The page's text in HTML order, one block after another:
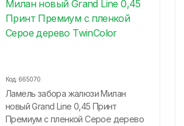
Код: 665070
Ламель забора жалюзи Милан
новый Grand Line 0,45 Принт
Премиум с пленкой Серое дерево